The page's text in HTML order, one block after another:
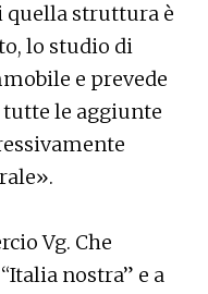
quella struttura è
lo studio di
e prevede
le aggiunte
Vg. Che
nostra” e a